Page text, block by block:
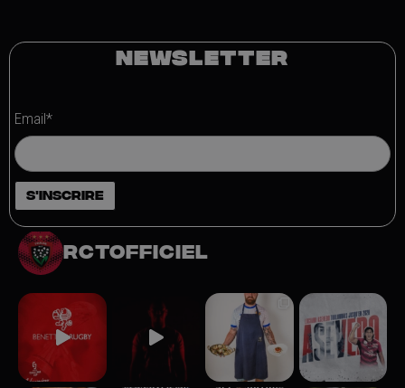
NEWSLETTER
Email*
rctofficiel